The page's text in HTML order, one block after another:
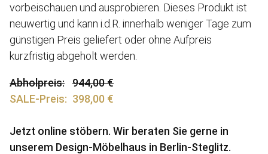
vorbeischauen und ausprobieren. Dieses Produkt ist
neuwertig und kann i.d.R. innerhalb weniger Tage zum
günstigen Preis geliefert oder ohne Aufpreis
kurzfristig abgeholt werden.
Abholpreis
944,00 €
SALE-Preis
398,00 €
Jetzt online stöbern. Wir beraten Sie gerne in
unserem Design-Möbelhaus in Berlin-Steglitz.